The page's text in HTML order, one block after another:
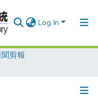
Log In
剪報